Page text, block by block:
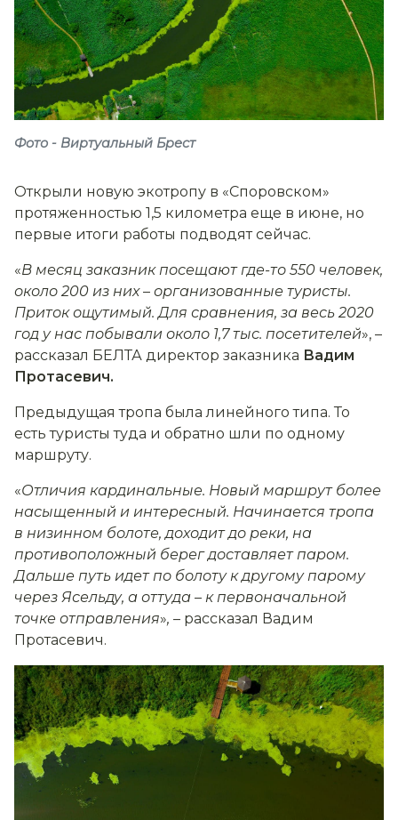
Фото - Виртуальный Брест
Открыли новую экотропу в «Споровском»
протяженностью 1,5 километра еще в июне, но
первые итоги работы подводят сейчас.
«В месяц заказник посещают где-то 550 человек,
около 200 из них– организованные туристы.
Приток ощутимый. Для сравнения, за весь 2020
год у нас побывали около 1,7 тыс. посетителей», –
рассказал БЕЛТА директор заказника Вадим
Протасевич.
Предыдущая тропа была линейного типа. То
есть туристы туда и обратно шли по одному
маршруту.
«Отличия кардинальные. Новый маршрут более
насыщенный и интересный. Начинается тропа
в низинном болоте, доходит до реки, на
противоположный берег доставляет паром.
Дальше путь идет по болоту к другому парому
через Ясельду, а оттуда – к первоначальной
точке отправления», – рассказал Вадим
Протасевич.